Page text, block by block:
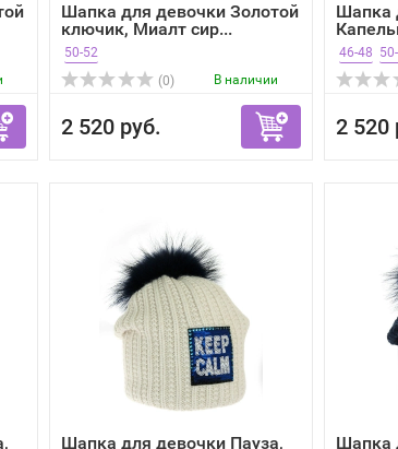
Шапка для девочки Золотой
ключик, Миалт сир...
50-52
(0)
В наличии
2 520 руб.
Шапка
46-48
2 520
Шапка для девочки Пауза,
Шапка